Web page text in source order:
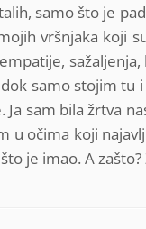
samo što je
vršnjaka koji
samo stojim
sam bila žrtva
u očima koji
je imao. A